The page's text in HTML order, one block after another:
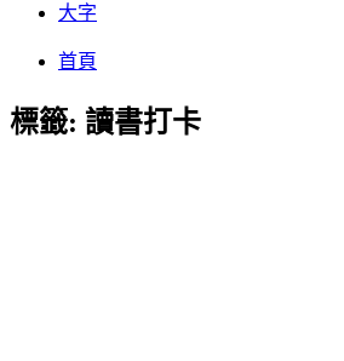
大字
首頁
標籤: 讀書打卡